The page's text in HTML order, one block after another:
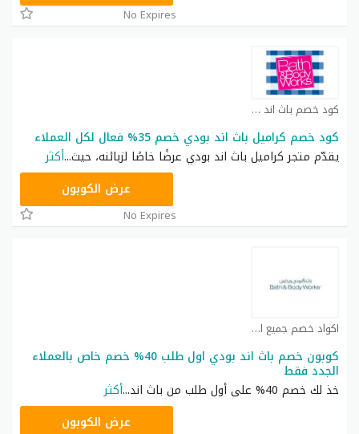
No Expires
كود خصم باث اند بودي كوبون
كود خصم كراميل باث اند بودي خصم 35% فعال لكل العملاء
يقدّم متجر كراميل باث اند بودي عرضًا خاصًا لزبائنه، حيث...أكثر
عرض الكوبون
No Expires
اكواد خصم جميع المتاجر العربية كوبون
كوبون خصم باث اند بودي اول طلب 40% خصم خاص بالعملاء
الجدد فقط
خذ لك خصم 40% على أول طلب من باث اند
...أكثر
عرض الكوبون